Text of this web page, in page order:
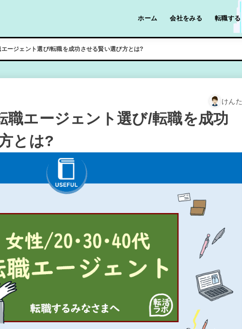
ホーム 会社をみる 転職する
ージェント選び/転職を成功させる賢い選び方とは?
けんた
職エージェント選び/転職を成功
とは?